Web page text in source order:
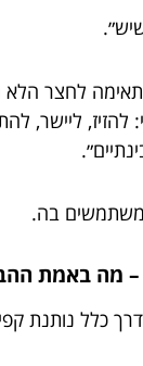
לחצר הלא
להזיז, ליישר,
משתמשים בה.
– מה באמת
כלל נותנת